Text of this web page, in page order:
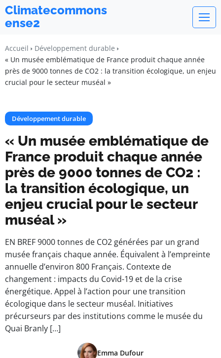
Climatecommons
ense2
Accueil
Développement durable
« Un musée emblématique de France produit chaque année
près de 9000 tonnes de CO2 : la transition écologique, un enjeu
crucial pour le secteur muséal »
Développement durable
« Un musée emblématique de
France produit chaque année
près de 9000 tonnes de CO2 :
la transition écologique, un
enjeu crucial pour le secteur
muséal »
EN BREF 9000 tonnes de CO2 générées par un grand
musée français chaque année. Équivalent à l’empreinte
annuelle d’environ 800 Français. Contexte de
changement : impacts du Covid-19 et de la crise
énergétique. Appel à l’action pour une transition
écologique dans le secteur muséal. Initiatives
précurseurs par des institutions comme le musée du
Quai Branly […]
Emma Dufour